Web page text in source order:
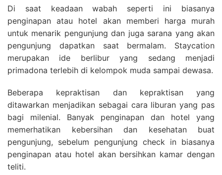
Di saat keadaan wabah seperti ini biasanya
penginapan atau hotel akan memberi harga murah
untuk menarik pengunjung dan juga sarana yang akan
pengunjung dapatkan saat bermalam. Staycation
merupakan ide berlibur yang sedang menjadi
primadona terlebih di kelompok muda sampai dewasa.
Beberapa kepraktisan dan kepraktisan yang
ditawarkan menjadikan sebagai cara liburan yang pas
bagi milenial. Banyak penginapan dan hotel yang
memerhatikan kebersihan dan kesehatan buat
pengunjung, sebelum pengunjung check in biasanya
penginapan atau hotel akan bersihkan kamar dengan
teliti.